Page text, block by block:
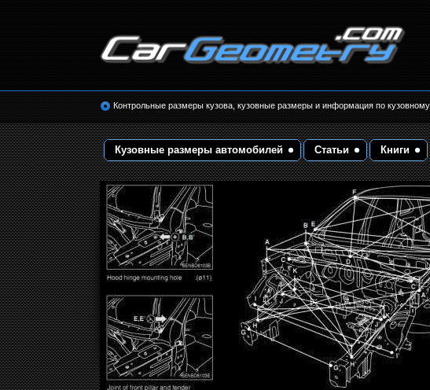
кузовные размеры. Геометрия кузова
Контрольные размеры кузова, кузовные размеры и информация по
Кузовные размеры автомобилей Статьи Книги